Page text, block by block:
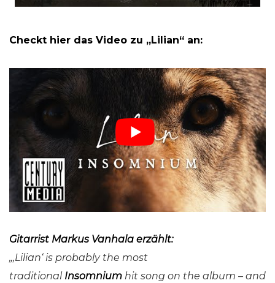
Checkt hier das Video zu „Lilian“ an:
Gitarrist Markus Vanhala erzählt:
„‚Lilian‘ is probably the most
traditional Insomnium hit song on the album – and